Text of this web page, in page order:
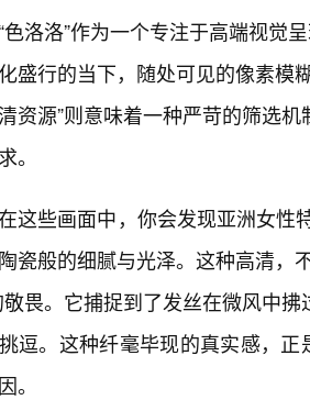
色洛洛”作为一个专注于高端视觉
盛行的当下，随处可见的像素模
资源”则意味着一种严苛的筛选
。
这些画面中，你会发现亚洲女性
瓷般的细腻与光泽。这种高清，
敬畏。它捕捉到了发丝在微风中
逗。这种纤毫毕现的真实感，
。